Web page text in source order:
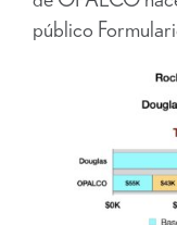
público